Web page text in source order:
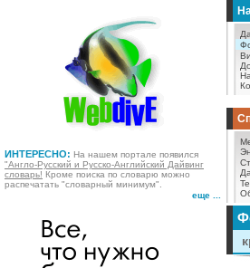
ИНТЕРЕСНО: На нашем портале появился
"Англо-Русский и Русско-Английский Дайвинг
словарь! Кроме поиска по словарю можно
распечатать "словарный минимум".
еще ...